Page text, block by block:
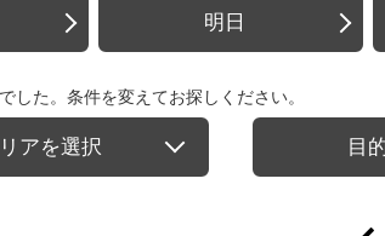
明日
した。条件を変えてお探しください。
アを選択 目